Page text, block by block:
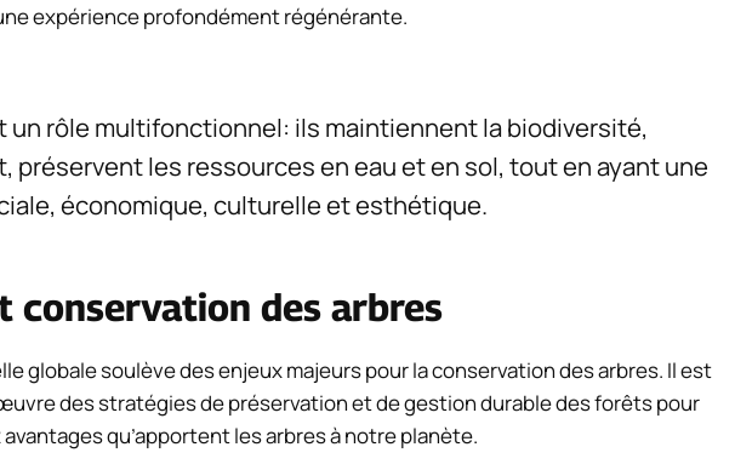
expérience profondément régénérante.
un rôle multifonctionnel: ils maintiennent la biodiversité,
préservent les ressources en eau et en sol, tout en ayant une
économique, culturelle et esthétique.
conservation des arbres
globale soulève des enjeux majeurs pour la conservation des arbres. Il est
des stratégies de préservation et de gestion durable des forêts pour
qu’apportent les arbres à notre planète.